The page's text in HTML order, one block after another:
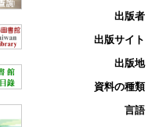
出版者
出版サイト
出版地
資料の種類
言語